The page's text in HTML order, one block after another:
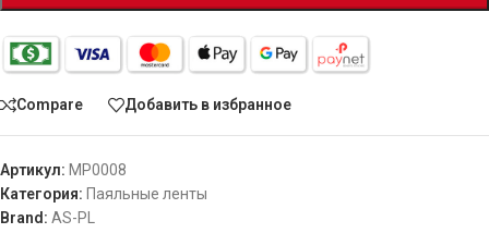
Compare Добавить в избранное
Артикул: MP0008
Категория: Паяльные ленты
Brand: AS-PL